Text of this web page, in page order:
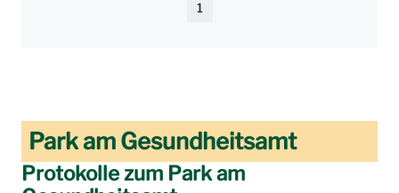
Seite
1
Park am Gesundheitsamt
Protokolle zum Park am